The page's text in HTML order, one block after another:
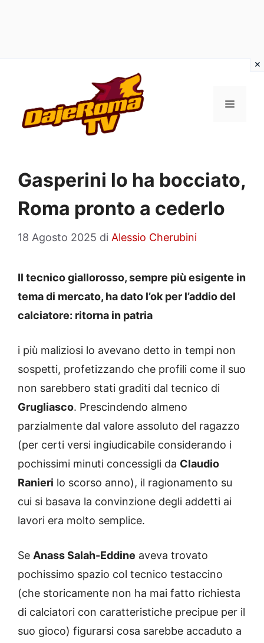
contenuto
MENU
Gasperini lo ha bocciato,
Roma pronto a cederlo
18 Agosto 2025 di Alessio Cherubini
Il tecnico giallorosso, sempre più esigente in
tema di mercato, ha dato l’ok per l’addio del
calciatore: ritorna in patria
i più maliziosi lo avevano detto in tempi non
sospetti, profetizzando che profili come il suo
non sarebbero stati graditi dal tecnico di
Grugliasco. Prescindendo almeno
parzialmente dal valore assoluto del ragazzo
(per certi versi ingiudicabile considerando i
pochissimi minuti concessigli da Claudio
Ranieri lo scorso anno), il ragionamento su
cui si basava la convinzione degli addetti ai
lavori era molto semplice.
Se Anass Salah-Eddine aveva trovato
pochissimo spazio col tecnico testaccino
(che storicamente non ha mai fatto richiesta
di calciatori con caratteristiche precipue per il
suo gioco) figurarsi cosa sarebbe accaduto a